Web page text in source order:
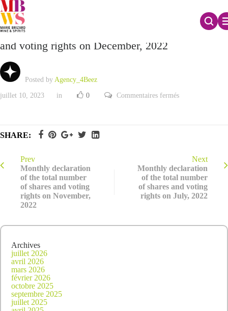
Monthly declaration of the total number of shares
and voting rights on December, 2022
Posted by Agency_4Beez
juillet 10, 2023 in 0 Commentaires ferméssur
voting
rights
on
December,
2022
SHARE:
Prev
Monthly declaration
of the total number
of shares and voting
rights on November,
2022
Next
Monthly declaration
of the total number
of shares and voting
rights on July, 2022
Archives
juillet 2026
avril 2026
mars 2026
février 2026
octobre 2025
septembre 2025
juillet 2025